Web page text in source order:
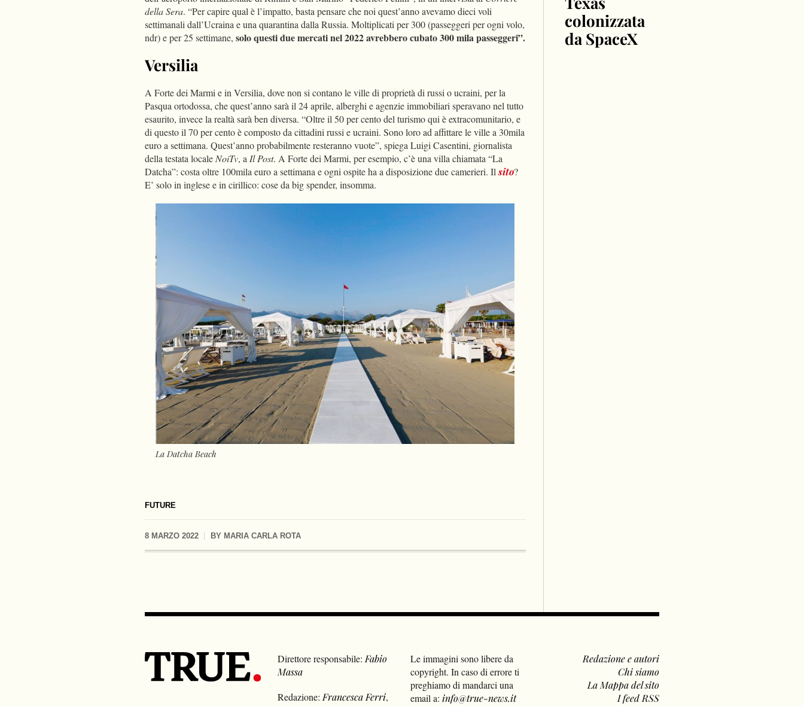
FUTURE
8 MARZO 2022 BY MARIA CARLA ROTA
della Sera. “Per capire qual è l’impatto, basta pensare che noi quest’anno avevamo dieci voli
settimanali dall’Ucraina e una quarantina dalla Russia. Moltiplicati per 300 (passeggeri per ogni volo,
ndr) e per 25 settimane, solo questi due mercati nel 2022 avrebbero cubato 300 mila passeggeri”.
Versilia
A Forte dei Marmi e in Versilia, dove non si contano le ville di proprietà di russi o ucraini, per la
Pasqua ortodossa, che quest’anno sarà il 24 aprile, alberghi e agenzie immobiliari speravano nel tutto
esaurito, invece la realtà sarà ben diversa. “Oltre il 50 per cento del turismo qui è extracomunitario, e
di questo il 70 per cento è composto da cittadini russi e ucraini. Sono loro ad affittare le ville a 30mila
euro a settimana. Quest’anno probabilmente resteranno vuote”, spiega Luigi Casentini, giornalista
della testata localeNoiTv, aIl Post. A Forte dei Marmi, per esempio, c’è una villa chiamata “La
Datcha”: costa oltre 100mila euro a settimana e ogni ospite ha a disposizione due camerieri. Ilsito?
E’ solo in inglese e in cirillico: cose da big spender, insomma.
La Datcha Beach
colonizzata
da SpaceX
Direttore responsabile: Fabio
Massa
Redazione: Francesca Ferri,
Le immagini sono libere da
copyright. In caso di errore ti
preghiamo di mandarci una
email a: info@true-news.it
Redazione e autori
Chi siamo
La Mappa del sito
I feed RSS